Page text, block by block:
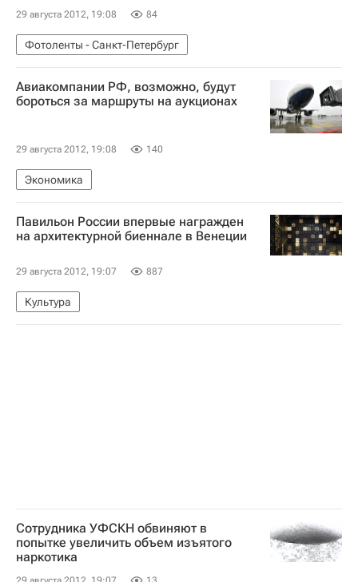
29 августа 2012, 19:08 84
Фотоленты - Санкт-Петербург
Авиакомпании РФ, возможно, будут
бороться за маршруты на аукционах
29 августа 2012, 19:08 140
Экономика
Павильон России впервые награжден
на архитектурной биеннале в Венеции
29 августа 2012, 19:07 887
Культура
Сотрудника УФСКН обвиняют в
попытке увеличить объем изъятого
наркотика